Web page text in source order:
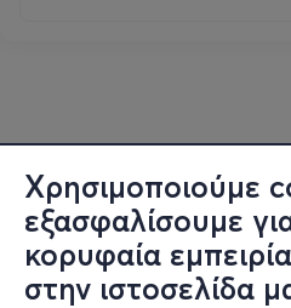
Χρησιμοποιούμε
εξασφαλίσουμε
κορυφαία
στην ιστοσελίδα